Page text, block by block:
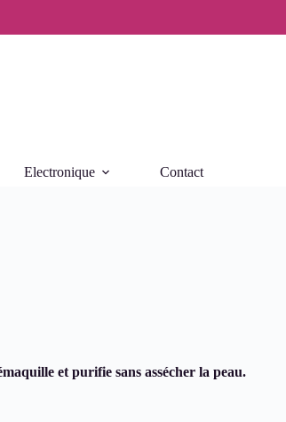
Electronique Contact
et purifie sans assécher la peau.